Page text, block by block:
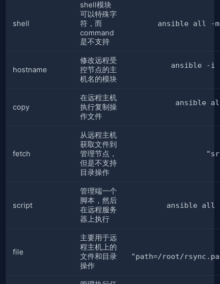
shell
shell模块
可以特殊字
符，而
command
是不支持
ansible all -
hostname
修改远程受
控节点的主
机名的模块
ansible -i /
copy
在远程主机
执行复制操
作文件
ansible
fetch
从远程主机
获取文件到
管理节点，
但是不支持
目录操作
script
管理端一个
脚本，然后
在远程服务
器上执行
ansible all
file
主要用于远
程主机上的
文件和目录
操作
"path=/root/